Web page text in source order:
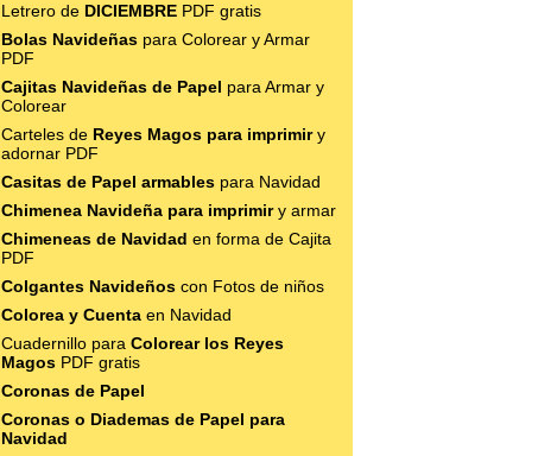
Letrero de DICIEMBRE PDF gratis
Bolas Navideñas para Colorear y Armar
PDF
Cajitas Navideñas de Papel para Armar y
Colorear
Carteles de Reyes Magos para imprimiry
adornar PDF
Casitas de Papel armables para Navidad
Chimenea Navideña para imprimiry armar
Chimeneas de Navidad en forma de Cajita
PDF
Colgantes Navideños con Fotos de niños
Colorea y Cuenta en Navidad
Cuadernillo para Colorear los Reyes
Magos PDF gratis
Coronas de Papel
Coronas o Diademas de Papel para
Navidad